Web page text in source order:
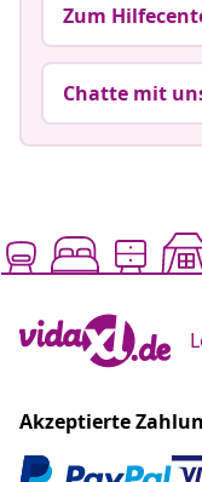
Zum
Chatte mit
Akzeptierte